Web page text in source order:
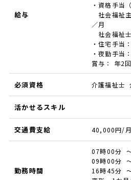
給与
・資格手当
社会福祉
／月
社会福祉
・住宅手当
・夜勤手当
賞与： 年2
必須資格 介護福祉士
活かせるスキル
交通費支給 40,000円/月
勤務時間
07時00分
09時00分
16時45分